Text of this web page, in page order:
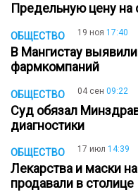
Предельную цену на
ОБЩЕСТВО 19 ноя 17:40
В Мангистау
фармкомпаний
ОБЩЕСТВО 04 сен 09:22
Суд обязал
диагностики
ОБЩЕСТВО 17 июл 14:39
Лекарства и маски
продавали в столице